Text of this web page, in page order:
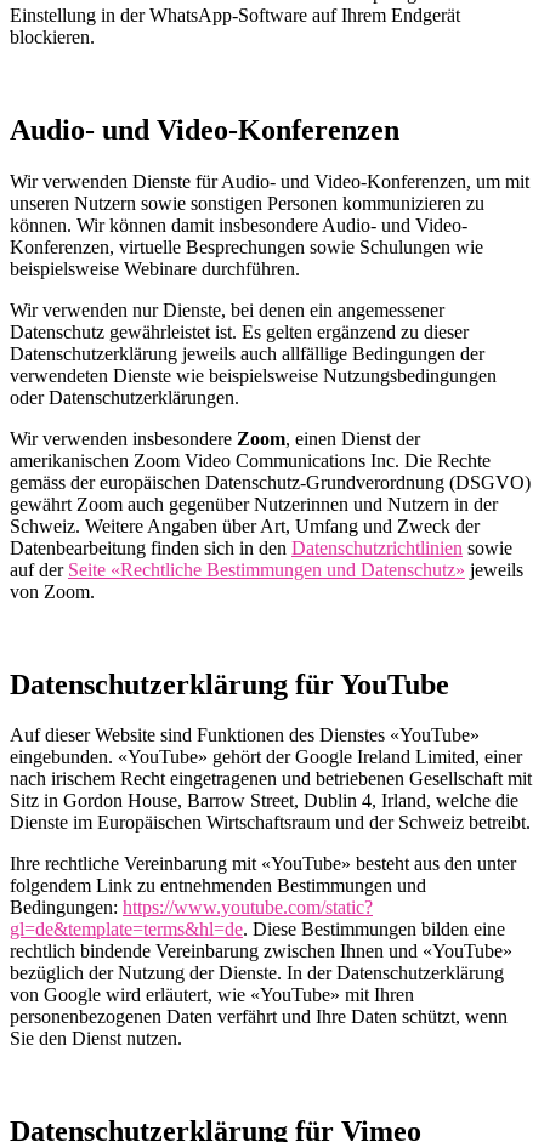
Einstellung in der WhatsApp-Software auf Ihrem Endgerät
blockieren.
Audio- und Video-Konferenzen
Wir verwenden Dienste für Audio- und Video-Konferenzen, um mit
unseren Nutzern sowie sonstigen Personen kommunizieren zu
können. Wir können damit insbesondere Audio- und Video-
Konferenzen, virtuelle Besprechungen sowie Schulungen wie
beispielsweise Webinare durchführen.
Wir verwenden nur Dienste, bei denen ein angemessener
Datenschutz gewährleistet ist. Es gelten ergänzend zu dieser
Datenschutzerklärung jeweils auch allfällige Bedingungen der
verwendeten Dienste wie beispielsweise Nutzungsbedingungen
oder Datenschutzerklärungen.
Wir verwenden insbesondere Zoom, einen Dienst der
amerikanischen Zoom Video Communications Inc. Die Rechte
gemäss der europäischen Datenschutz-Grundverordnung (DSGVO)
gewährt Zoom auch gegenüber Nutzerinnen und Nutzern in der
Schweiz. Weitere Angaben über Art, Umfang und Zweck der
Datenbearbeitung finden sich in den Datenschutzrichtlinien sowie
auf der Seite «Rechtliche Bestimmungen und Datenschutz» jeweils
von Zoom.
Datenschutzerklärung für YouTube
Auf dieser Website sind Funktionen des Dienstes «YouTube»
eingebunden. «YouTube» gehört der Google Ireland Limited, einer
nach irischem Recht eingetragenen und betriebenen Gesellschaft mit
Sitz in Gordon House, Barrow Street, Dublin 4, Irland, welche die
Dienste im Europäischen Wirtschaftsraum und der Schweiz betreibt.
Ihre rechtliche Vereinbarung mit «YouTube» besteht aus den unter
folgendem Link zu entnehmenden Bestimmungen und
Bedingungen: https://www.youtube.com/static?
gl=de&template=terms&hl=de. Diese Bestimmungen bilden eine
rechtlich bindende Vereinbarung zwischen Ihnen und «YouTube»
bezüglich der Nutzung der Dienste. In der Datenschutzerklärung
von Google wird erläutert, wie «YouTube» mit Ihren
personenbezogenen Daten verfährt und Ihre Daten schützt, wenn
Sie den Dienst nutzen.
Datenschutzerklärung für Vimeo